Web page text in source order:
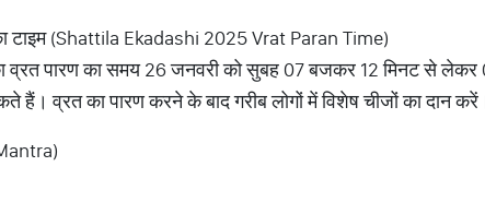
टाइम (Shattila Ekadashi 2025 Vrat Paran Time)
व्रत पारण का समय 26 जनवरी को सुबह 07 बजकर 12 मिनट से
हैं। व्रत का पारण करने के बाद गरीब लोगों में विशेष चीजों का दान